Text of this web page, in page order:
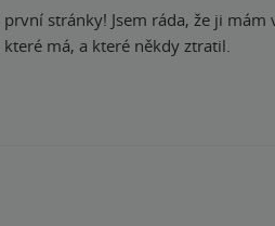
proč bychom si tohle
si zamilovala jak ztraceného Pašíka, tak
a pro toho, koho má rádo, by
stránky! Jsem ráda, že ji
má, a které někdy ztratil.